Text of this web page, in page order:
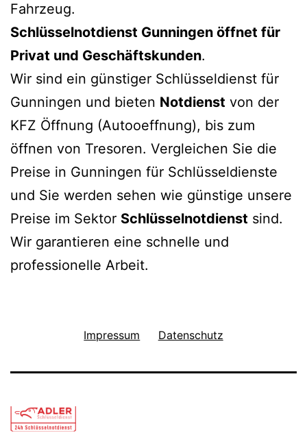
Fahrzeug.
Schlüsselnotdienst Gunningen öffnet für
Privat und Geschäftskunden.
Wir sind ein günstiger Schlüsseldienst für
Gunningen und bieten Notdienst von der
KFZ Öffnung (Autooeffnung), bis zum
öffnen von Tresoren. Vergleichen Sie die
Preise in Gunningen für Schlüsseldienste
und Sie werden sehen wie günstige unsere
Preise im Sektor Schlüsselnotdienst sind.
Wir garantieren eine schnelle und
professionelle Arbeit.
Impressum Datenschutz